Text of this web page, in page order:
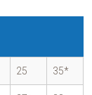
25 35*